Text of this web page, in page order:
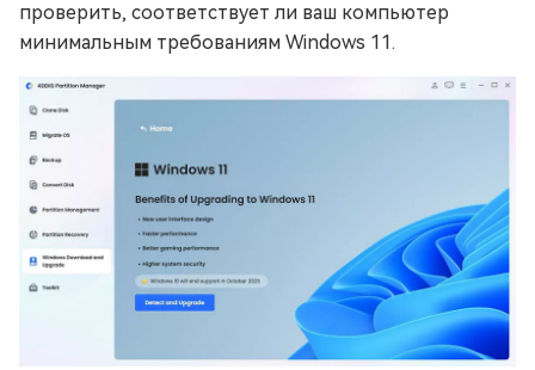
проверить, соответствует ли ваш компьютер
минимальным требованиям Windows 11.